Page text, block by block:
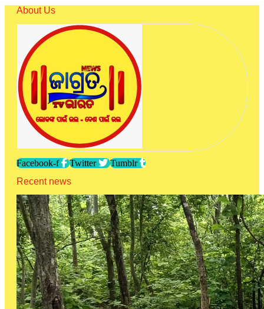
About Us
Facebook-f Twitter
Tumblr
Recent news